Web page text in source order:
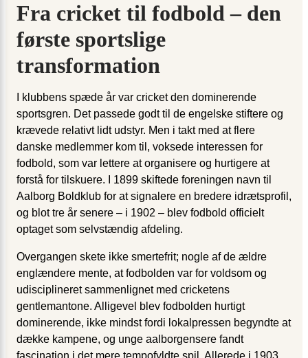
Fra cricket til fodbold – den
første sportslige
transformation
I klubbens spæde år var cricket den dominerende
sportsgren. Det passede godt til de engelske stiftere og
krævede relativt lidt udstyr. Men i takt med at flere
danske medlemmer kom til, voksede interessen for
fodbold, som var lettere at organisere og hurtigere at
forstå for tilskuere. I 1899 skiftede foreningen navn til
Aalborg Boldklub for at signalere en bredere idrætsprofil,
og blot tre år senere – i 1902 – blev fodbold officielt
optaget som selvstændig afdeling.
Overgangen skete ikke smertefrit; nogle af de ældre
englændere mente, at fodbolden var for voldsom og
udisciplineret sammenlignet med cricketens
gentlemantone. Alligevel blev fodbolden hurtigt
dominerende, ikke mindst fordi lokalpressen begyndte at
dække kampene, og unge aalborgensere fandt